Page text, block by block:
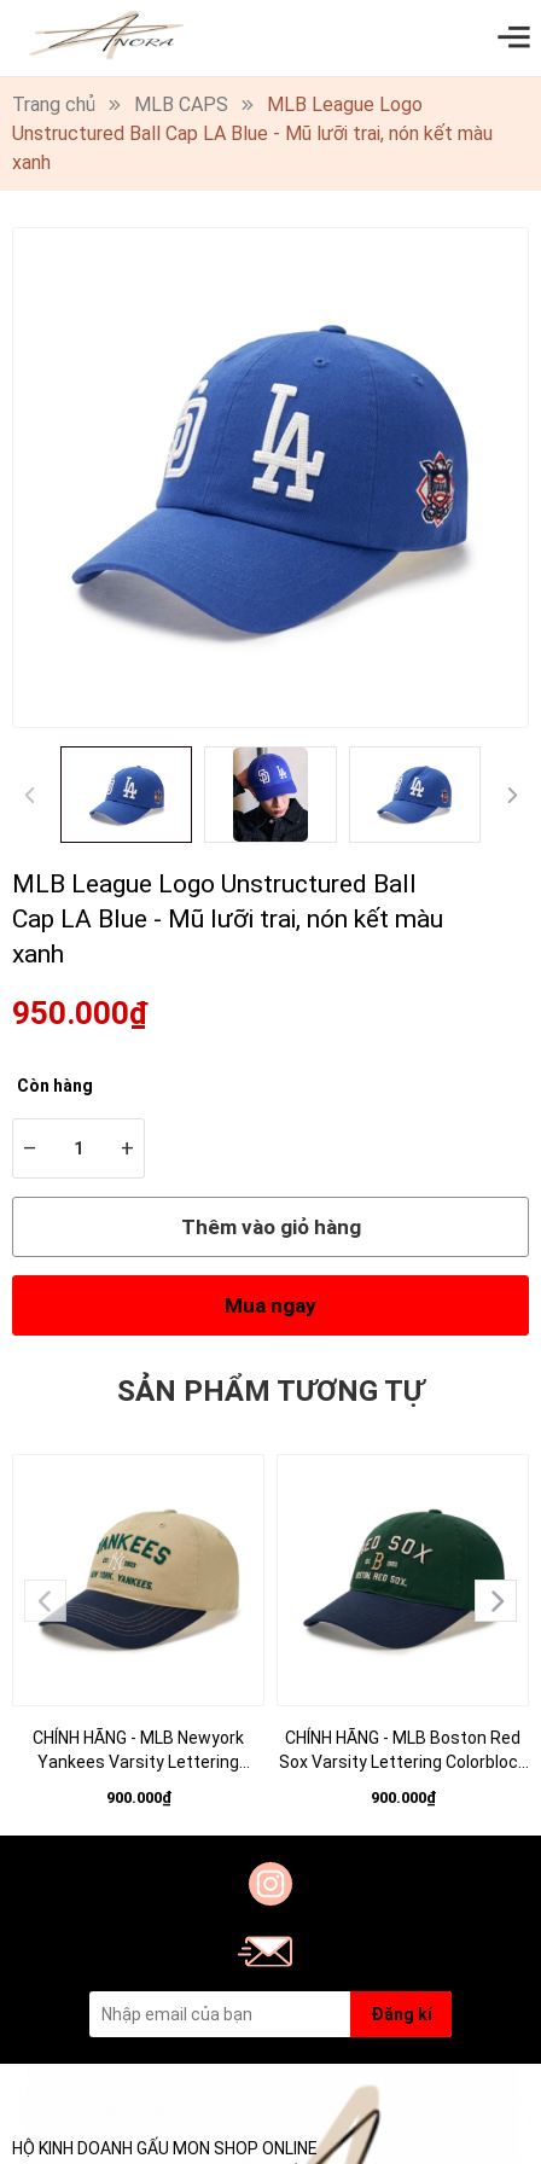
0
Trang chủ MLB CAPS
MLB League Logo
Unstructured Ball Cap LA Blue - Mũ lưỡi trai, nón kết màu
xanh
MLB League Logo Unstructured Ball
Cap LA Blue - Mũ lưỡi trai, nón kết màu
xanh
950.000₫
Còn hàng
– +
Thêm vào giỏ hàng
Mua ngay
SẢN PHẨM TƯƠNG TỰ
CHÍNH HÃNG - MLB Newyork
Yankees Varsity Lettering
Cap - Mũ lưỡi trai nón kết tone
be
900.000₫
CHÍNH HÃNG - MLB Boston Red
Sox Varsity Lettering Colorblock
trai nón kết tone xanh
900.000₫
Đăng kí
HỘ KINH DOANH GẤU MON SHOP ONLINE